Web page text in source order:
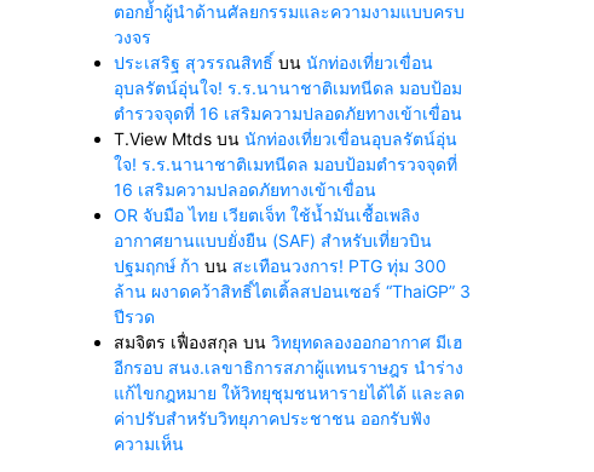
ตอกย้ำผู้นำด้านศัลยกรรมและความงามแบบครบ
วงจร
ประเสริฐ สุวรรณสิทธิ์ บน นักท่องเที่ยวเขื่อน
อุบลรัตน์อุ่นใจ! ร.ร.นานาชาติเมทนีดล มอบป้อม
ตำรวจจุดที่ 16 เสริมความปลอดภัยทางเข้าเขื่อน
T.View Mtds บน นักท่องเที่ยวเขื่อนอุบลรัตน์อุ่น
ใจ! ร.ร.นานาชาติเมทนีดล มอบป้อมตำรวจจุดที่
16 เสริมความปลอดภัยทางเข้าเขื่อน
OR จับมือ ไทย เวียตเจ็ท ใช้น้ำมันเชื้อเพลิง
อากาศยานแบบยั่งยืน (SAF) สำหรับเที่ยวบิน
ปฐมฤกษ์ ก้า บน สะเทือนวงการ! PTG ทุ่ม 300
ล้าน ผงาดคว้าสิทธิ์ไตเติ้ลสปอนเซอร์ “ThaiGP” 3
ปีรวด
สมจิตร เฟื่องสกุล บน วิทยุทดลองออกอากาศ มีเฮ
อีกรอบ สนง.เลขาธิการสภาผู้แทนราษฎร นำร่าง
แก้ไขกฎหมาย ให้วิทยุชุมชนหารายได้ได้ และลด
ค่าปรับสำหรับวิทยุภาคประชาชน ออกรับฟัง
ความเห็น